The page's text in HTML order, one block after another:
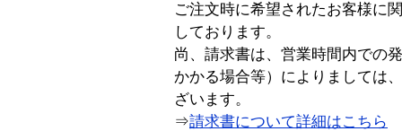
ご注文時に希望されたお客様に
しております。
尚、請求書は、営業時間内での
かかる場合等）によりましては
ざいます。
⇒請求書について詳細はこちら